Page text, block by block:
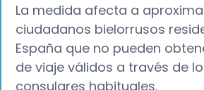
La medida afecta a
ciudadanos bielorrusos
España que no pueden
de viaje válidos a través de
consulares habituales.